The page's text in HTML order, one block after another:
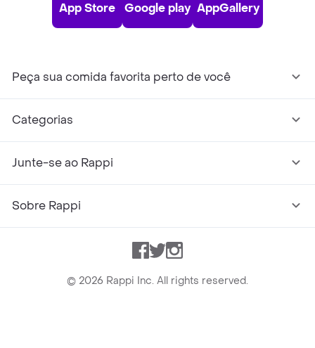
App Store Google play AppGallery
Peça sua comida favorita perto de você
Categorias
Junte-se ao Rappi
Sobre Rappi
Facebook
TwitterInstagram
© 2026 Rappi Inc. All rights reserved.